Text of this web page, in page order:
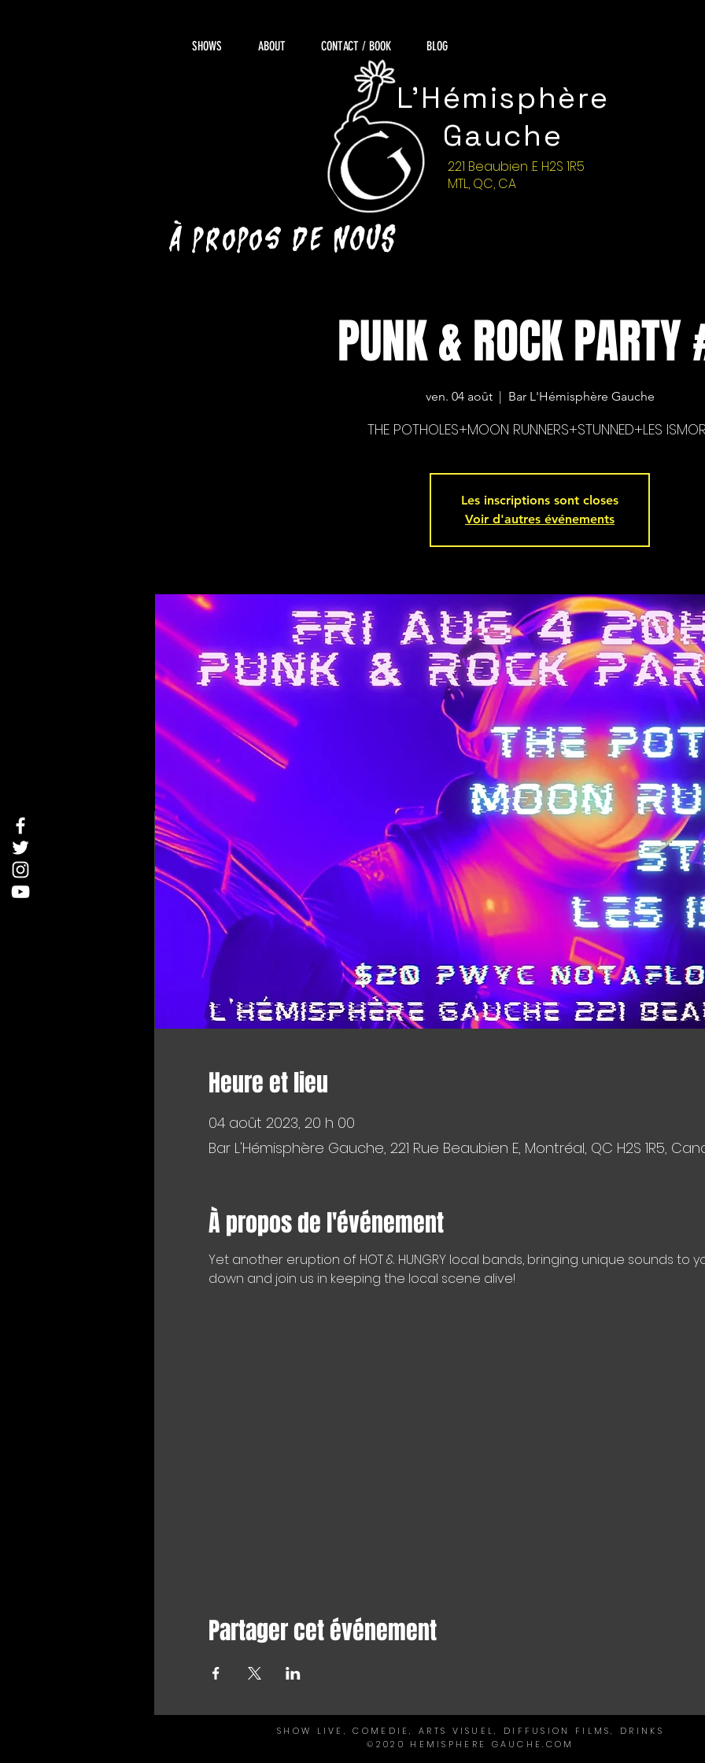
221 Beaubien .E H2S 1R5
MTL, QC, CA
L'Hémisphère
Gauche
SHOWS ABOUT CONTACT / BOOK BLOG
À propos de NOUS
PUNK & ROCK
ven. 04 août
  |
Bar L'Hémisphère Gauche
THE POTHOLES+MOON RUNNERS+STUNNED+LES
Les inscriptions sont closes
Voir d'autres événements
Heure et lieu
04 août 2023, 20 h 00
Bar L'Hémisphère Gauche, 221 Rue Beaubien E, Montréal, QC H2S 1R5,
À propos de l'événement
Yet another eruption of HOT & HUNGRY local bands, bringing unique sounds to
down and join us in keeping the local scene alive!
Partager cet événement
SHOW LIVE, COMEDIE, ARTS VISUEL, DIFFUSION FILMS, DRINKS
©2020 HEMISPHERE GAUCHE.COM